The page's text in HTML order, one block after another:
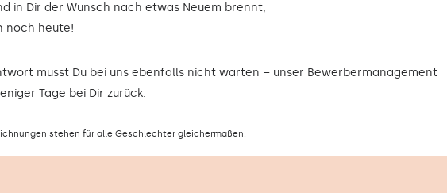
in Dir der Wunsch nach etwas Neuem brennt,
noch heute!
musst Du bei uns ebenfalls nicht warten – unser Bewerbermanagement
Tage bei Dir zurück.
stehen für alle Geschlechter gleichermaßen.